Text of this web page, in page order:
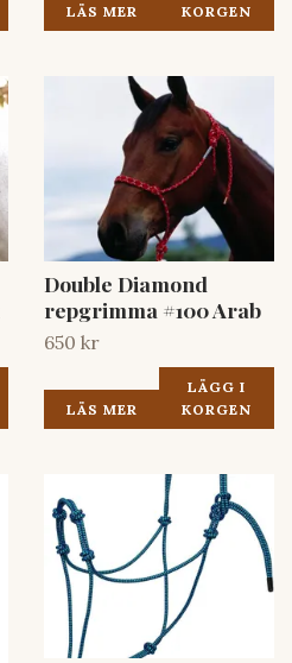
LÄS MER
KORGEN
Double Diamond
repgrimma #100 Arab
650 kr
LÄS MER
LÄGG I
KORGEN